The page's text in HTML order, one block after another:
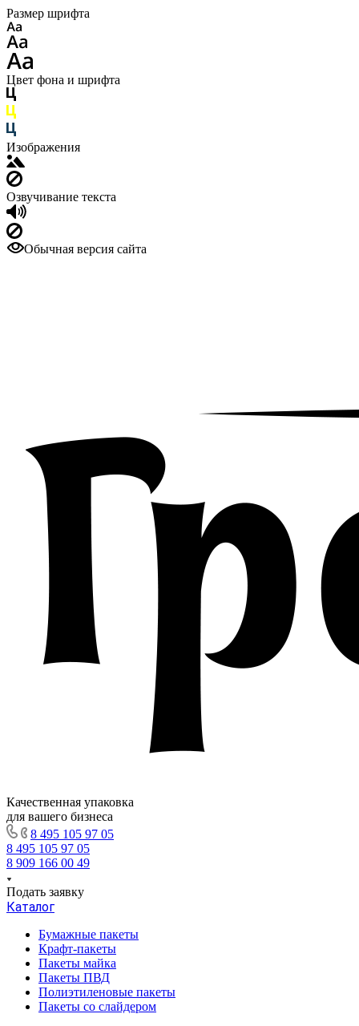
Размер шрифта
Цвет фона и шрифта
Изображения
Озвучивание текста
Обычная версия сайта
Качественная упаковка
для вашего бизнеса
8 495 105 97 05
8 495 105 97 05
8 909 166 00 49
Подать заявку
Каталог
Бумажные пакеты
Крафт-пакеты
Пакеты майка
Пакеты ПВД
Полиэтиленовые пакеты
Пакеты со слайдером